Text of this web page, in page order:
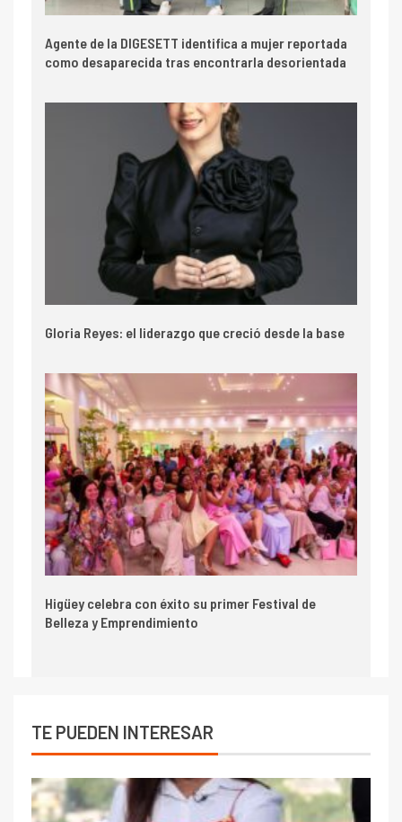
Agente de la DIGESETT identifica a mujer reportada
como desaparecida tras encontrarla desorientada
Gloria Reyes: el liderazgo que creció desde la base
Higüey celebra con éxito su primer Festival de
Belleza y Emprendimiento
TE PUEDEN INTERESAR